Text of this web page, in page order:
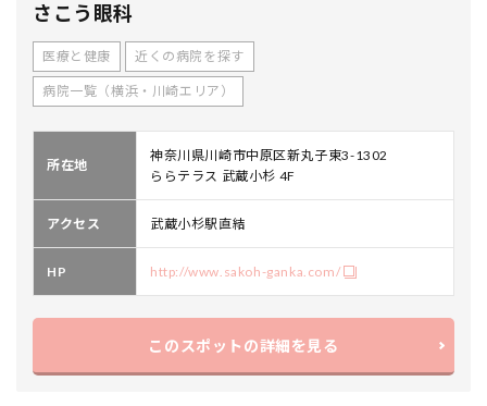
さこう眼科
医療と健康 近くの病院を探す
病院一覧（横浜・川崎エリア）
所在地
神奈川県川崎市中原区新丸子東3-1302
ららテラス 武蔵小杉 4F
アクセス 武蔵小杉駅直結
HP http://www.sakoh-ganka.com/
このスポットの詳細を見る